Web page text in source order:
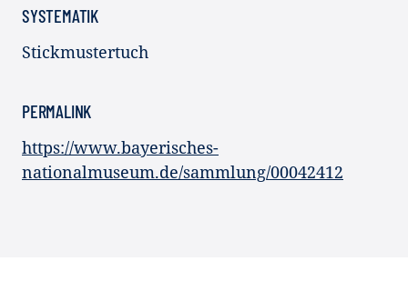
SYSTEMATIK
Stickmustertuch
PERMALINK
https://www.bayerisches-
nationalmuseum.de/sammlung/00042412